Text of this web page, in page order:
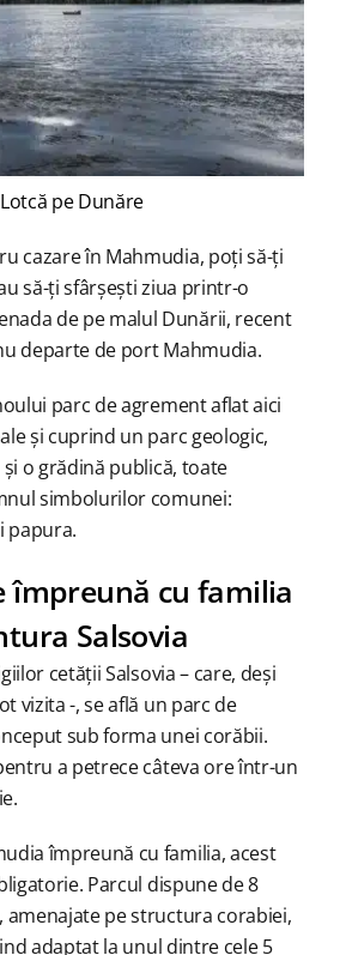
Lotcă pe Dunăre
cazare în Mahmudia, poți să-ți
să-ți sfârșești ziua printr-o
de pe malul Dunării, recent
departe de port Mahmudia.
parc de agrement aflat aici
și cuprind un parc geologic,
o grădină publică, toate
simbolurilor comunei:
papura.
împreună cu familia
Salsovia
cetății Salsovia – care, deși
vizita -, se află un parc de
sub forma unei corăbii.
a petrece câteva ore într-un
împreună cu familia, acest
Parcul dispune de 8
amenajate pe structura corabiei,
adaptat la unul dintre cele 5